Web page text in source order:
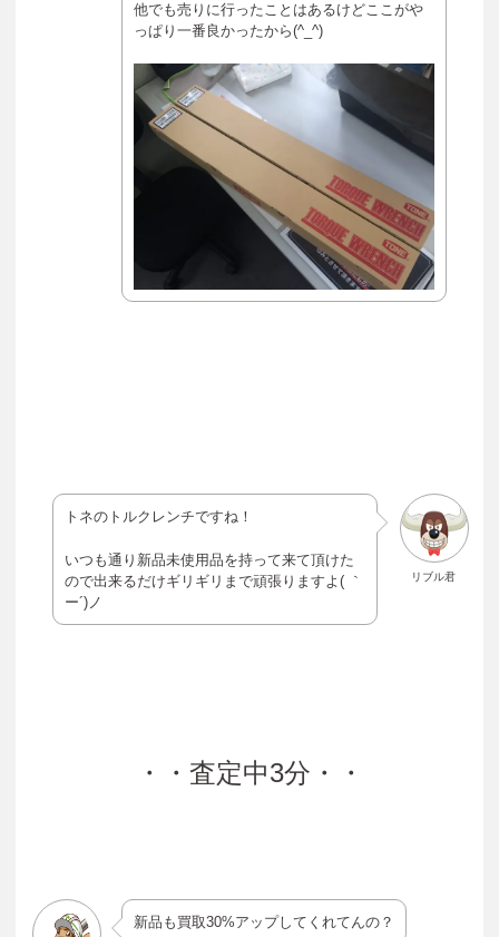
他でも売りに行ったことはあるけどここがや
っぱり一番良かったから(^_^)
リブル君
トネのトルクレンチですね！
いつも通り新品未使用品を持って来て頂けた
ので出来るだけギリギリまで頑張りますよ( ｀
ー´)ノ
・・査定中3分・・
新品も買取30%アップしてくれてんの？